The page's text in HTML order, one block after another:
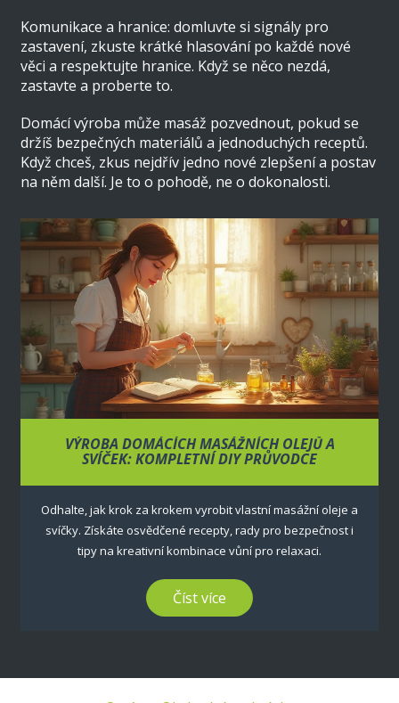
Komunikace a hranice: domluvte si signály pro
zastavení, zkuste krátké hlasování po každé nové
věci a respektujte hranice. Když se něco nezdá,
zastavte a proberte to.
Domácí výroba může masáž pozvednout, pokud se
držíš bezpečných materiálů a jednoduchých receptů.
Když chceš, zkus nejdřív jedno nové zlepšení a postav
na něm další. Je to o pohodě, ne o dokonalosti.
VÝROBA DOMÁCÍCH MASÁŽNÍCH OLEJŮ A
SVÍČEK: KOMPLETNÍ DIY PRŮVODCE
Odhalte, jak krok za krokem vyrobit vlastní masážní oleje a
svíčky. Získáte osvědčené recepty, rady pro bezpečnost i
tipy na kreativní kombinace vůní pro relaxaci.
Číst více